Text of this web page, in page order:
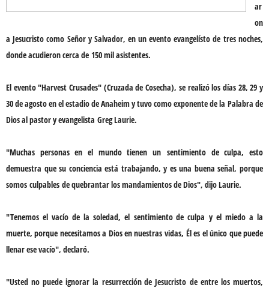
ar
on
a Jesucristo como Señor y Salvador, en un evento evangelísto de tres noches,
donde acudieron cerca de 150 mil asistentes.
El evento "Harvest Crusades" (Cruzada de Cosecha), se realizó los días 28, 29 y
30 de agosto en el estadio de Anaheim y tuvo como exponente de la Palabra de
Dios al pastor y evangelista Greg Laurie.
"Muchas personas en el mundo tienen un sentimiento de culpa, esto
demuestra que su conciencia está trabajando, y es una buena señal, porque
somos culpables de quebrantar los mandamientos de Dios", dijo Laurie.
"Tenemos el vacío de la soledad, el sentimiento de culpa y el miedo a la
muerte, porque necesitamos a Dios en nuestras vidas,Él es el único que puede
llenar ese vacío", declaró.
"Usted no puede ignorar la resurrección de Jesucristode entre los muertos,